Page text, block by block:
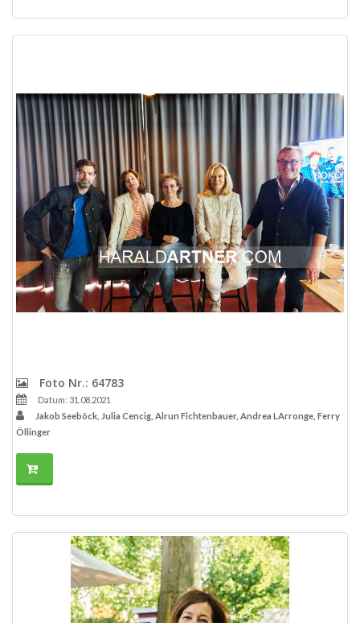
Foto Nr.: 64783
Datum: 31.08.2021
Jakob Seeböck, Julia Cencig, Alrun Fichtenbauer, Andrea LArronge, Ferry
Öllinger